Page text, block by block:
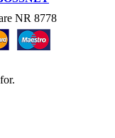
NR 8778